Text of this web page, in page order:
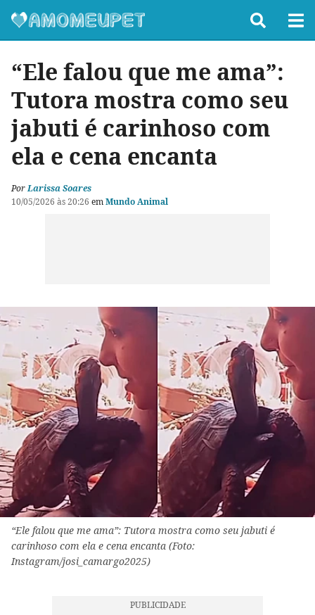
“Ele falou que me ama”:
Tutora mostra como seu
jabuti é carinhoso com
ela e cena encanta
PorLarissa Soares
10/05/2026 às 20:26 emMundo Animal
“Ele falou que me ama”: Tutora mostra como seu jabuti é
carinhoso com ela e cena encanta (Foto:
Instagram/josi_camargo2025)